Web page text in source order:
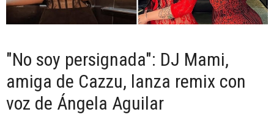
"No soy persignada": DJ Mami,
amiga de Cazzu, lanza remix con
voz de Ángela Aguilar